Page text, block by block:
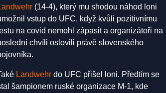
(14-4), který mu shodou náhod loni
vstup do UFC, když kvůli pozitivnímu
na covid nemohl zápasit a organizátoři na
chvíli oslovili právě slovenského
Landwehr do UFC přišel loni. Předtím se
šampionem ruské organizace M-1, kde